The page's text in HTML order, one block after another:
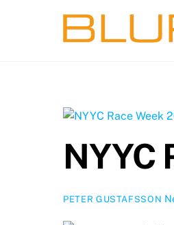
NYYC
PETER GUSTAFSSON